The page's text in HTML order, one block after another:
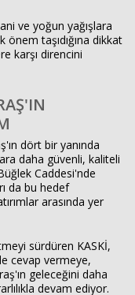
ve yoğun yağışlara
önem taşıdığına dikkat
karşı direncini
dört bir yanında
daha güvenli, kaliteli
Caddesi'nde
da bu hedef
arasında yer
sürdüren KASKİ,
cevap vermeye,
geleceğini daha
devam ediyor.